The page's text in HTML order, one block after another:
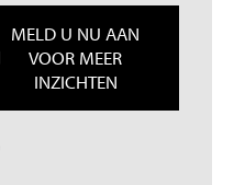
MELD U NU AAN
VOOR MEER
INZICHTEN